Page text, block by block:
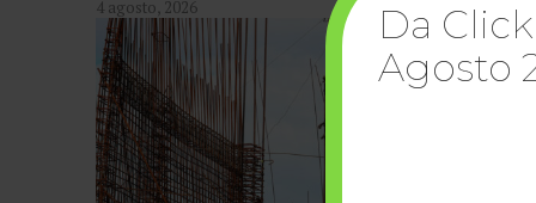
4 agosto, 2026
Da
Agosto